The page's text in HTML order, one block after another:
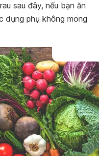
sau đây, nếu bạn ăn
dụng phụ không mong